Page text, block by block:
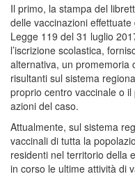
Il primo, la stampa del
delle vaccinazioni
Legge 119 del 31 luglio
l’iscrizione scolastica,
alternativa, un promemoria
risultanti sul sistema
proprio centro vaccinale o
azioni del caso.
Attualmente, sul sistema
vaccinali di tutta la
residenti nel territorio della
in corso le ultime attività di